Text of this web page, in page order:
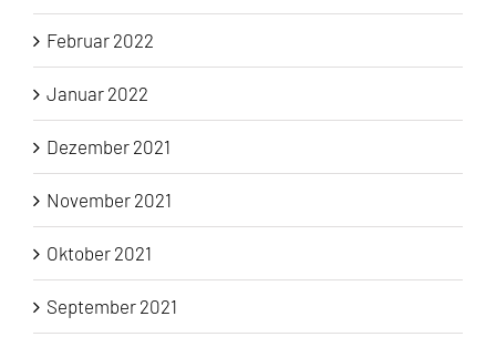
Februar 2022
Januar 2022
Dezember 2021
November 2021
Oktober 2021
September 2021